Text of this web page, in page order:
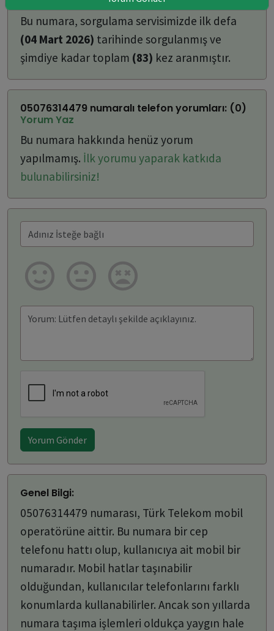
Bu numara, sorgulama servisimizde ilk defa
(04 Mart 2026) tarihinde sorgulanmış ve
şimdiye kadar toplam (83) kez aranmıştır.
05076314479 numaralı telefon yorumları: (0)
Yorum Yaz
Bu numara hakkında henüz yorum
yapılmamış. İlk yorumu yaparak katkıda
bulunabilirsiniz!
Yorum Gönder
Genel Bilgi:
05076314479 numarası, Türk Telekom mobil
operatörüne aittir. Bu numara bir cep
telefonu hattı olup, kullanıcıya ait mobil bir
numaradır. Mobil hatlar taşınabilir
olduğundan, kullanıcılar telefonlarını farklı
konumlarda kullanabilirler. Ancak son yıllarda
numara taşıma işlemleri oldukça yaygın hale